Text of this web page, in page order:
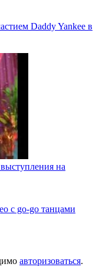
Daddy Yankee в
на
с go-go танцами
авторизоваться.